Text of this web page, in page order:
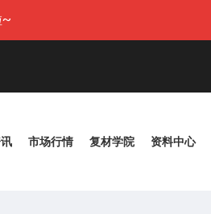
~
市场行情 复材学院 资料中心